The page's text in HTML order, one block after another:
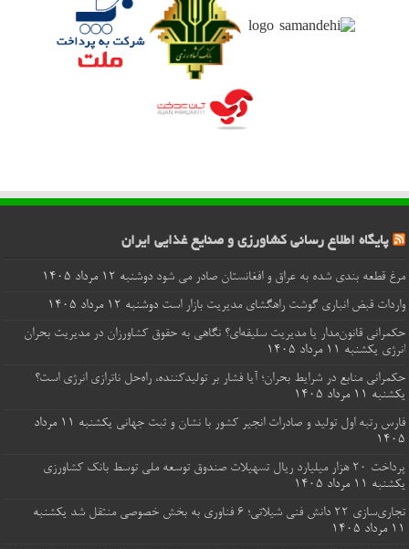
پایگاه اطلاع رسانی کشاورزی و صنایع غذایی ایران
مرغ قطعه‌ بندی شده به عراق و افغانستان صادر می شود دوشنبه ۱۲ مرداد ۱۴۰۵
واردات قبض‌ انباری گوشت راهگشای مدیریت بازار است دوشنبه ۱۲ مرداد ۱۴۰۵
حکمرانی قانون‌مدار یا مدیریت سلیقه‌ای؟ نگاهی به حقوق کشاورزان در مدیریت بحران
انرژی یکشنبه ۱۱ مرداد ۱۴۰۵
حکمرانی منابع در شرایط بحران؛ آیا فشار بر تولیدکننده، راه‌حل ناترازی انرژی است؟
یکشنبه ۱۱ مرداد ۱۴۰۵
فارس رتبه اول تولید و صادرات انجیر کشور با نشان و ثبت جهانی
یکشنبه ۱۱ مرداد
۱۴۰۵
پرداخت ۲۰ هزار میلیارد ریال تسهیلات صندوق توسعه ملی توسط بانک کشاورزی
یکشنبه ۱۱ مرداد ۱۴۰۵
تجاری‌سازی ۲۲ دانش فنی شیلاتی؛ ۶ فناوری به بخش خصوصی منتقل شد
یکشنبه
۱۱ مرداد ۱۴۰۵